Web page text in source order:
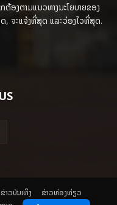
ອງຕາມແນວທາງນະໂຍບາຍຂອງ
ຈະແຈ້ງທີ່ສຸດ ແລະວ່ອງໄວທີ່ສຸດ.
​ຂ່າວບັນເທິງ
​ຂ່າວທ່ອງທ່ຽວ